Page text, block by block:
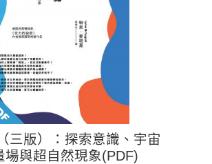
三版）：探索意識、宇宙
場與超自然現象(PDF)